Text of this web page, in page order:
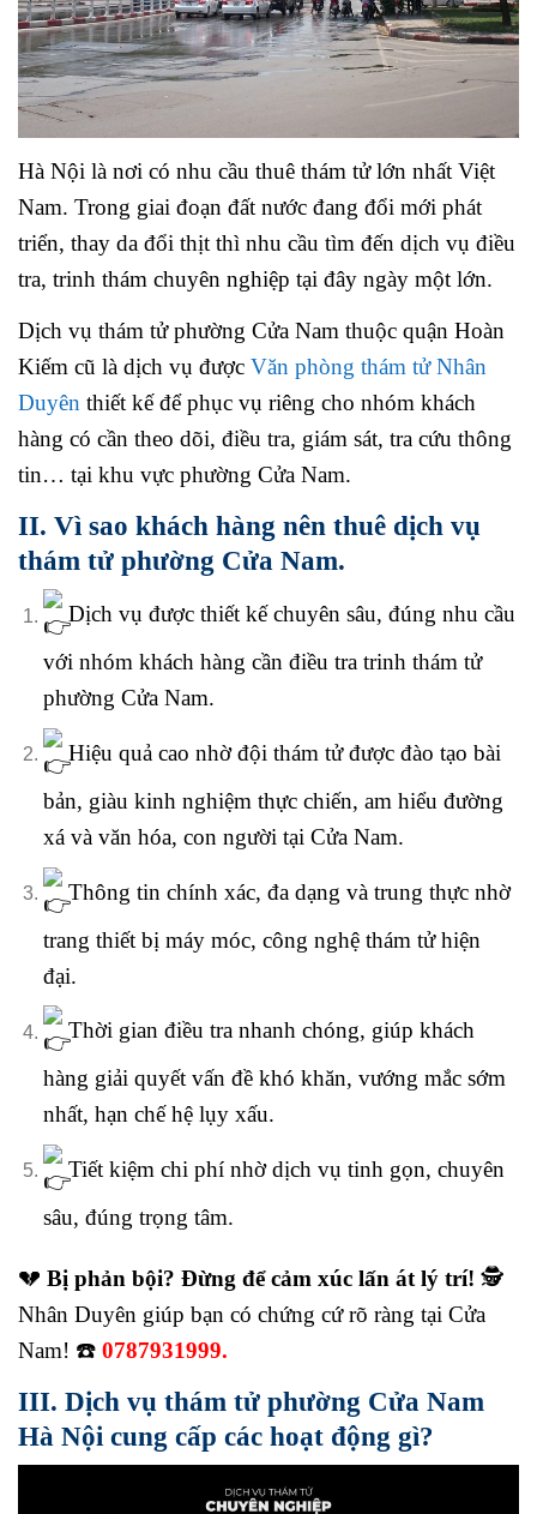
Hà Nội là nơi có nhu cầu thuê thám tử lớn nhất Việt
Nam. Trong giai đoạn đất nước đang đổi mới phát
triển, thay da đổi thịt thì nhu cầu tìm đến dịch vụ điều
tra, trinh thám chuyên nghiệp tại đây ngày một lớn.
Dịch vụ thám tử phường Cửa Nam thuộc quận Hoàn
Kiếm cũ là dịch vụ được Văn phòng thám tử Nhân
Duyên thiết kế để phục vụ riêng cho nhóm khách
hàng có cần theo dõi, điều tra, giám sát, tra cứu thông
tin… tại khu vực phường Cửa Nam.
II. Vì sao khách hàng nên thuê dịch vụ
thám tử phường Cửa Nam.
Dịch vụ được thiết kế chuyên sâu, đúng nhu cầu
với nhóm khách hàng cần điều tra trinh thám tử
phường Cửa Nam.
Hiệu quả cao nhờ đội thám tử được đào tạo bài
bản, giàu kinh nghiệm thực chiến, am hiểu đường
xá và văn hóa, con người tại Cửa Nam.
Thông tin chính xác, đa dạng và trung thực nhờ
trang thiết bị máy móc, công nghệ thám tử hiện
đại.
Thời gian điều tra nhanh chóng, giúp khách
hàng giải quyết vấn đề khó khăn, vướng mắc sớm
nhất, hạn chế hệ lụy xấu.
Tiết kiệm chi phí nhờ dịch vụ tinh gọn, chuyên
sâu, đúng trọng tâm.
💔 Bị phản bội? Đừng để cảm xúc lấn át lý trí! 🕵️
Nhân Duyên giúp bạn có chứng cứ rõ ràng tại Cửa
Nam! ☎️ 0787931999.
III. Dịch vụ thám tử phường Cửa Nam
Hà Nội cung cấp các hoạt động gì?